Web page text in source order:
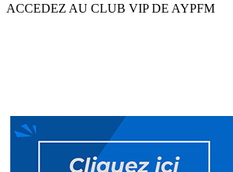
ACCEDEZ AU CLUB VIP DE AYPFM